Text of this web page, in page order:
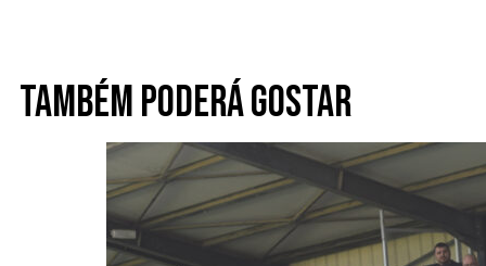
Também poderá gostar